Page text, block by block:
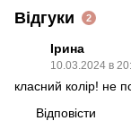
Відгуки 2
Ірина
10.03.2024 в
класний колір! не
Відповісти